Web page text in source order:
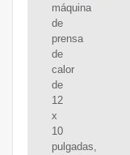
máquina
de
prensa
de
calor
de
12
x
10
pulgadas,